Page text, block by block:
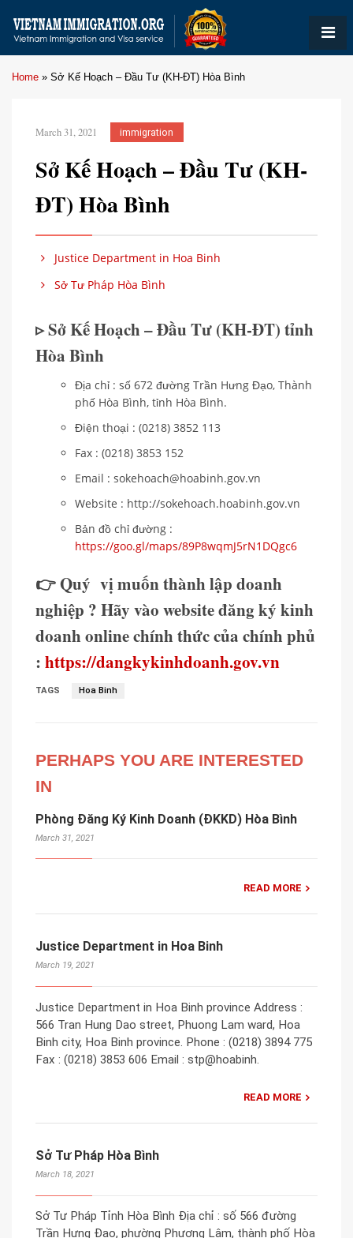
Home » Sở Kế Hoạch – Đầu Tư (KH-ĐT) Hòa Bình
March 31, 2021 immigration
Sở Kế Hoạch – Đầu Tư (KH-
ĐT) Hòa Bình
Justice Department in Hoa Binh
Sở Tư Pháp Hòa Bình
▹ Sở Kế Hoạch – Đầu Tư (KH-ĐT) tỉnh
Hòa Bình
Địa chỉ : số 672 đường Trần Hưng Đạo, Thành
phố Hòa Bình, tỉnh Hòa Bình.
Điện thoại : (0218) 3852 113
Fax : (0218) 3853 152
Email : sokehoach@hoabinh.gov.vn
Website : http://sokehoach.hoabinh.gov.vn
Bản đồ chỉ đường :
https://goo.gl/maps/89P8wqmJ5rN1DQgc6
👉 Quý vị muốn thành lập doanh
nghiệp ? Hãy vào website đăng ký kinh
doanh online chính thức của chính phủ
: https://dangkykinhdoanh.gov.vn
TAGS Hoa Binh
PERHAPS YOU ARE INTERESTED
IN
Phòng Đăng Ký Kinh Doanh (ĐKKD) Hòa Bình
March 31, 2021
READ MORE
Justice Department in Hoa Binh
March 19, 2021
Justice Department in Hoa Binh province Address :
566 Tran Hung Dao street, Phuong Lam ward, Hoa
Binh city, Hoa Binh province. Phone : (0218) 3894 775
Fax : (0218) 3853 606 Email : stp@hoabinh.
READ MORE
Sở Tư Pháp Hòa Bình
March 18, 2021
Sở Tư Pháp Tỉnh Hòa Bình Địa chỉ : số 566 đường
Trần Hưng Đạo, phường Phương Lâm, thành phố Hòa